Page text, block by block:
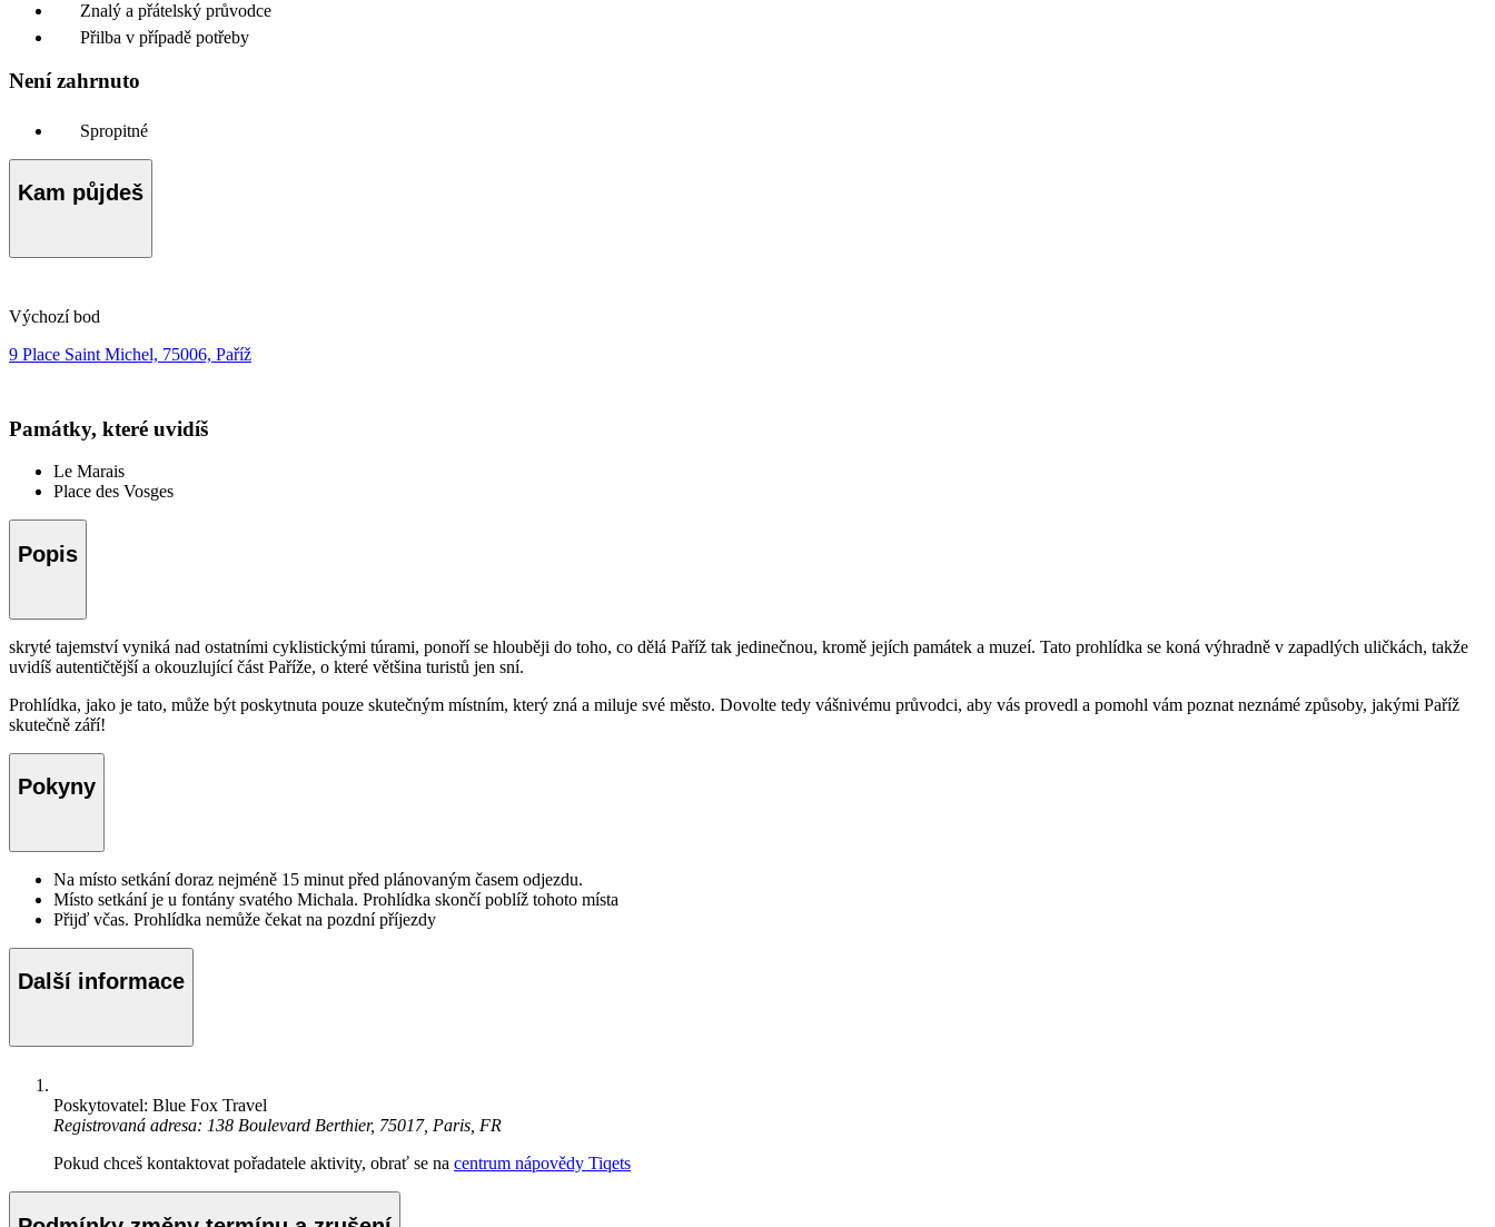
Znalý a přátelský průvodce
Přilba v případě potřeby
Není zahrnuto
Spropitné
Kam půjdeš
Výchozí bod
9 Place Saint Michel, 75006, Paříž
Památky, které uvidíš
Le Marais
Place des Vosges
Popis
skryté tajemství vyniká nad ostatními cyklistickými túrami, ponoří se hlouběji do toho, co dělá Paříž tak jedinečnou, kromě jejích památek a muzeí. Tato prohlídka se koná výhradně v zapadlých uličkách, takže
uvidíš autentičtější a okouzlující část Paříže, o které většina turistů jen sní.
Prohlídka, jako je tato, může být poskytnuta pouze skutečným místním, který zná a miluje své město. Dovolte tedy vášnivému průvodci, aby vás provedl a pomohl vám poznat neznámé způsoby, jakými Paříž
skutečně září!
Pokyny
Na místo setkání doraz nejméně 15 minut před plánovaným časem odjezdu.
Místo setkání je u fontány svatého Michala. Prohlídka skončí poblíž tohoto místa
Přijď včas. Prohlídka nemůže čekat na pozdní příjezdy
Další informace
Poskytovatel: Blue Fox Travel
Registrovaná adresa: 138 Boulevard Berthier, 75017, Paris, FR
Pokud chceš kontaktovat pořadatele aktivity, obrať se na centrum nápovědy Tiqets